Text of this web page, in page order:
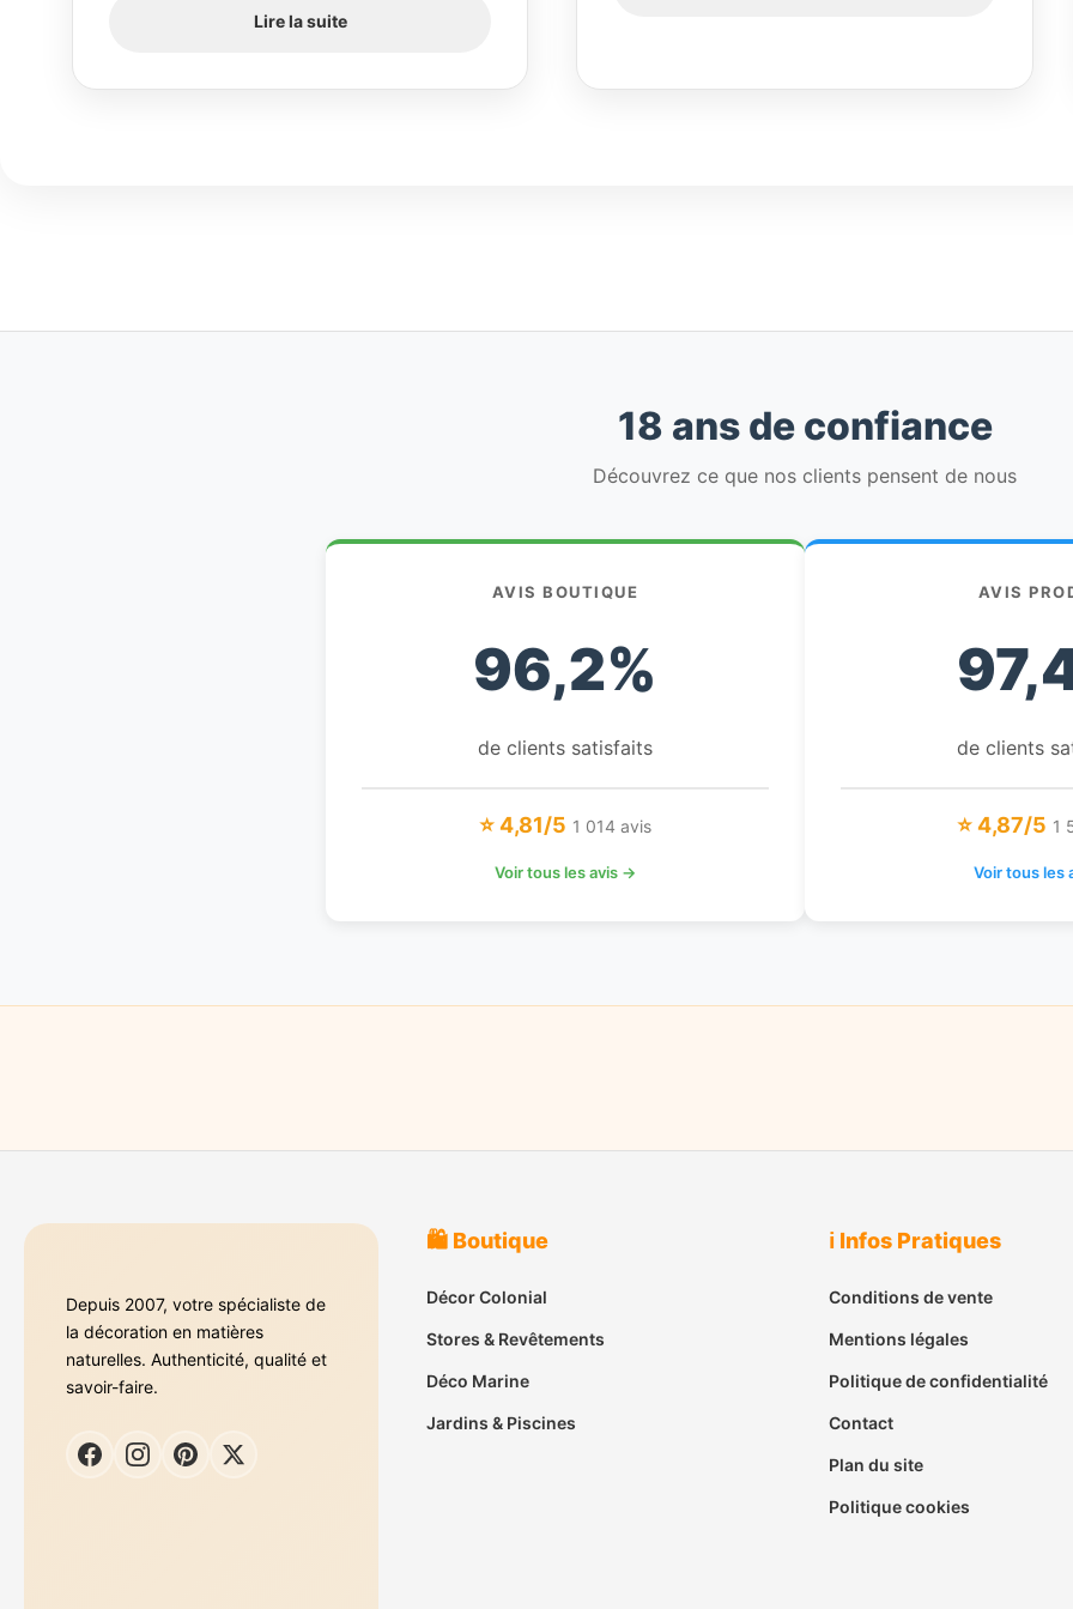
Lire la suite
18 ans de confiance
Découvrez ce que nos clients pensent de nous
AVIS BOUTIQUE
96,2%
de clients satisfaits
⭐ 4,81/5 1 014 avis
Voir tous les avis →
AVIS
de clients
⭐ 4,87/5 1
Voir tous les
Depuis 2007, votre spécialiste de
la décoration en matières
naturelles. Authenticité, qualité et
savoir-faire.
🛍️ Boutique
Décor Colonial
Stores & Revêtements
Déco Marine
Jardins & Piscines
ℹ️ Infos Pratiques
Conditions de vente
Mentions légales
Politique de confidentialité
Contact
Plan du site
Politique cookies